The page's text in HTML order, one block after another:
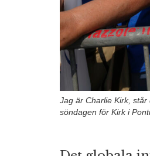
Jag är Charlie Kirk,
söndagen för Kirk i